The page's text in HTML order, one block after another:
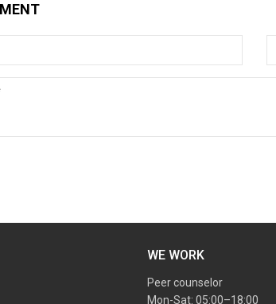
WE WORK
Peer counselor
Mon-Sat: 05:00–18:00